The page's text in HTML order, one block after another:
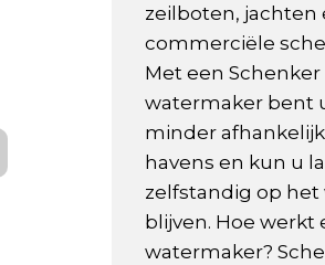
zeilboten, jachten
commerciële
Met een Schenker
watermaker bent
minder afhankelijk
havens en kun u
zelfstandig op het
blijven. Hoe werkt
watermaker?